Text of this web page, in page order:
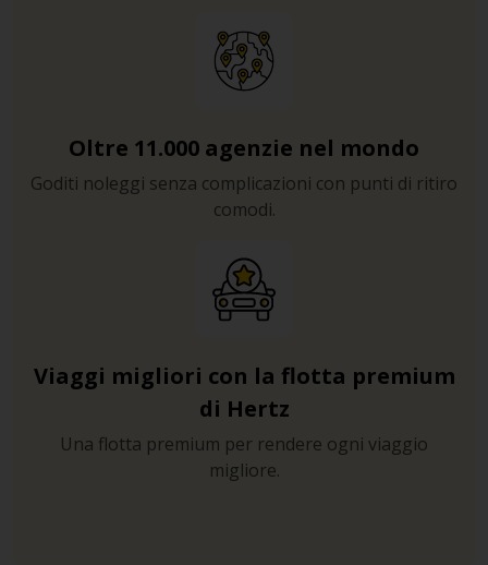
Oltre 11.000 agenzie nel mondo
Goditi noleggi senza complicazioni con punti di ritiro
comodi.
Viaggi migliori con la flotta premium
di Hertz
Una flotta premium per rendere ogni viaggio
migliore.